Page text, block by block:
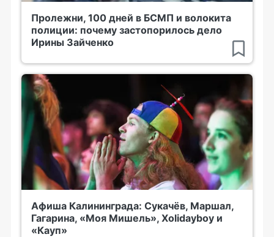
Пролежни, 100 дней в БСМП и волокита
полиции: почему застопорилось дело
Ирины Зайченко
Афиша Калининграда: Сукачёв, Маршал,
Гагарина, «Моя Мишель», Xolidayboy и
«Кауп»